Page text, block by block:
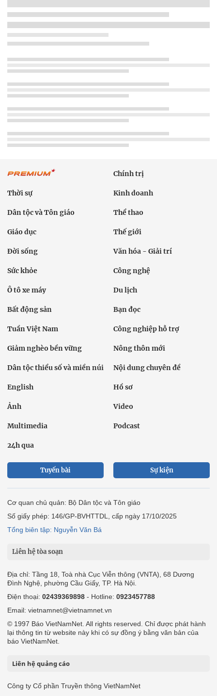
Chính trị
Thời sự Kinh doanh
Dân tộc và Tôn giáo Thể thao
Giáo dục Thế giới
Đời sống Văn hóa - Giải trí
Sức khỏe Công nghệ
Ô tô xe máy Du lịch
Bất động sản Bạn đọc
Tuần Việt Nam Công nghiệp hỗ trợ
Giảm nghèo bền vững Nông thôn mới
Dân tộc thiểu số và miền núi Nội dung chuyên đề
English Hồ sơ
Ảnh Video
Multimedia Podcast
24h qua
Tuyến bài Sự kiện
Cơ quan chủ quản: Bộ Dân tộc và Tôn giáo
Số giấy phép: 146/GP-BVHTTDL, cấp ngày 17/10/2025
Tổng biên tập: Nguyễn Văn Bá
Liên hệ tòa soạn
Địa chỉ: Tầng 18, Toà nhà Cục Viễn thông (VNTA), 68 Dương
Đình Nghệ, phường Cầu Giấy, TP. Hà Nội.
Điện thoại: 02439369898 - Hotline: 0923457788
Email: vietnamnet@vietnamnet.vn
© 1997 Báo VietNamNet. All rights reserved. Chỉ được phát hành
lại thông tin từ website này khi có sự đồng ý bằng văn bản của
báo VietNamNet.
Liên hệ quảng cáo
Công ty Cổ phần Truyền thông VietNamNet